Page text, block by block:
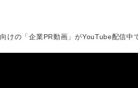
けの「企業PR動画」がYouTube配信中